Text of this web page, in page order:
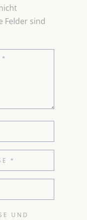
Felder sind
UND